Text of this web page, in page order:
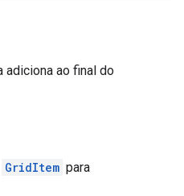
adiciona ao final do
GridItem para